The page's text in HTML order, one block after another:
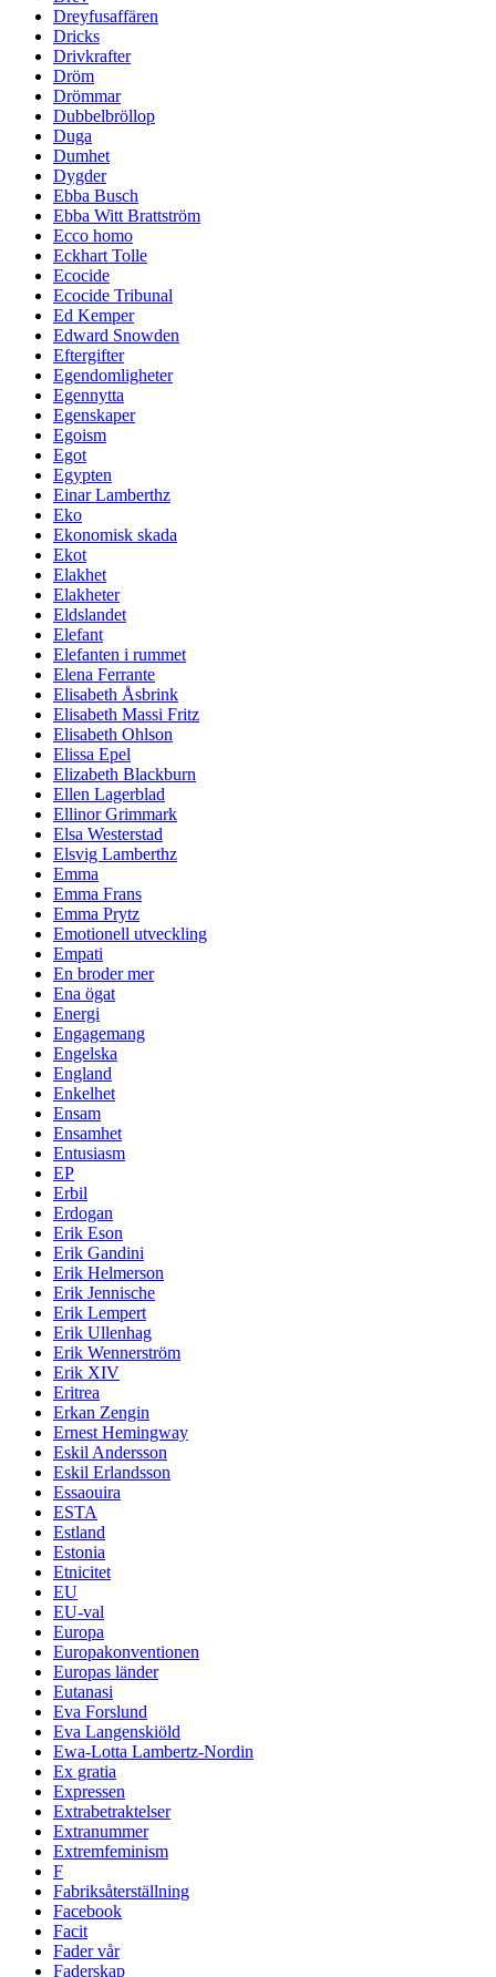
Dreyfusaffären
Dricks
Drivkrafter
Dröm
Drömmar
Dubbelbröllop
Duga
Dumhet
Dygder
Ebba Busch
Ebba Witt Brattström
Ecco homo
Eckhart Tolle
Ecocide
Ecocide Tribunal
Ed Kemper
Edward Snowden
Eftergifter
Egendomligheter
Egennytta
Egenskaper
Egoism
Egot
Egypten
Einar Lamberthz
Eko
Ekonomisk skada
Ekot
Elakhet
Elakheter
Eldslandet
Elefant
Elefanten i rummet
Elena Ferrante
Elisabeth Åsbrink
Elisabeth Massi Fritz
Elisabeth Ohlson
Elissa Epel
Elizabeth Blackburn
Ellen Lagerblad
Ellinor Grimmark
Elsa Westerstad
Elsvig Lamberthz
Emma
Emma Frans
Emma Prytz
Emotionell utveckling
Empati
En broder mer
Ena ögat
Energi
Engagemang
Engelska
England
Enkelhet
Ensam
Ensamhet
Entusiasm
EP
Erbil
Erdogan
Erik Eson
Erik Gandini
Erik Helmerson
Erik Jennische
Erik Lempert
Erik Ullenhag
Erik Wennerström
Erik XIV
Eritrea
Erkan Zengin
Ernest Hemingway
Eskil Andersson
Eskil Erlandsson
Essaouira
ESTA
Estland
Estonia
Etnicitet
EU
EU-val
Europa
Europakonventionen
Europas länder
Eutanasi
Eva Forslund
Eva Langenskiöld
Ewa-Lotta Lambertz-Nordin
Ex gratia
Expressen
Extrabetraktelser
Extranummer
Extremfeminism
F
Fabriksåterställning
Facebook
Facit
Fader vår
Faderskap